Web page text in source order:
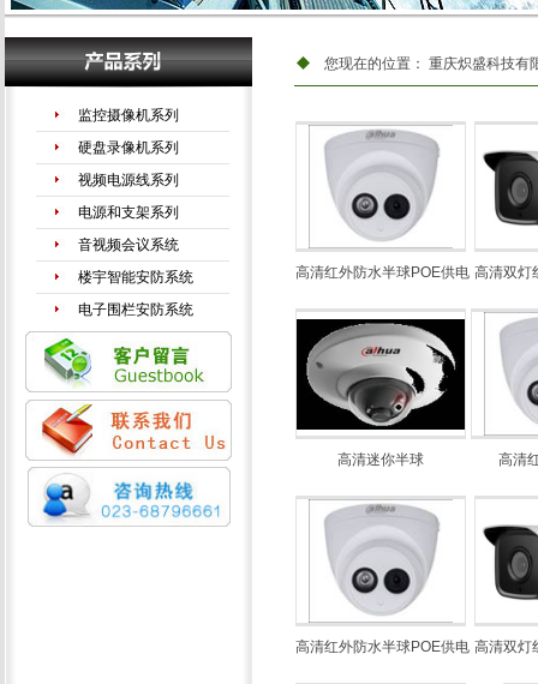
监控摄像机系列
硬盘录像机系列
视频电源线系列
电源和支架系列
音视频会议系统
楼宇智能安防系统
电子围栏安防系统
手机信号放大器
LED液晶拼接系列
高清红外防水半球POE供电 高清双灯
高清迷你半球 高清
高清红外防水半球POE供电 高清双灯
您现在的位置： 重庆炽盛科技有